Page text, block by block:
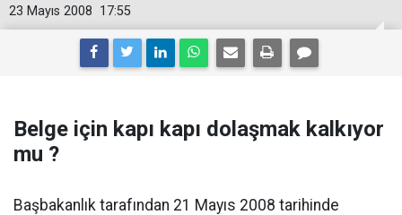
17:55
23 Mayıs 2008
Belge için kapı kapı dolaşmak kalkıyor
mu ?
Başbakanlık tarafından 21 Mayıs 2008 tarihinde